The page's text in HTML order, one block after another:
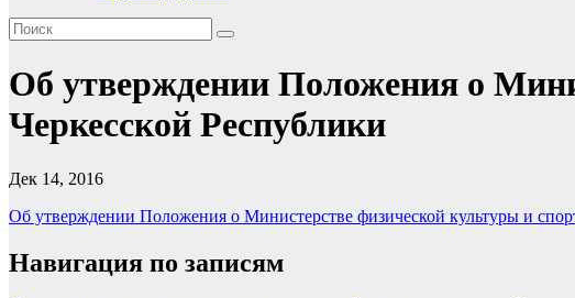
Об утверждении Положения о
Черкесской Республики
Дек 14, 2016
Об утверждении Положения о Министерстве физической культуры и
Навигация по записям